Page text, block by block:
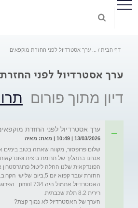
דף הבית ערך אסטרדיול לפני החזרת מוקפאים
ערך אסטרדיול לפני
דיון מתוך פורום
ערך אסטרדיול לפני החזרת
13/03/2026 | 10:49 | מאת: מאיה
הפונדקאית שלנו החלה ליטול
החזרת עובר קפוא יום 5,ביום